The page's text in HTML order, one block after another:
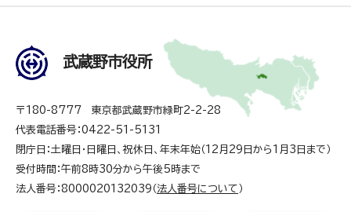
武蔵野市役所
〒180-8777 東京都武蔵野市緑町2-2-28
代表電話番号：0422-51-5131
閉庁日：土曜日・日曜日、祝休日、年末年始（12月29日から1月3日まで）
受付時間：午前8時30分から午後5時まで
法人番号：8000020132039（ 法人番号について ）